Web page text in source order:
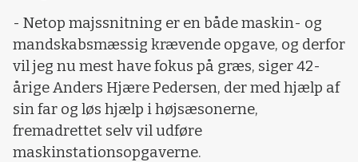
- Netop majssnitning er en både maskin- og
mandskabsmæssig krævende opgave, og derfor
vil jeg nu mest have fokus på græs, siger 42-
årige Anders Hjære Pedersen, der med hjælp af
sin far og løs hjælp i højsæsonerne,
fremadrettet selv vil udføre
maskinstationsopgaverne.